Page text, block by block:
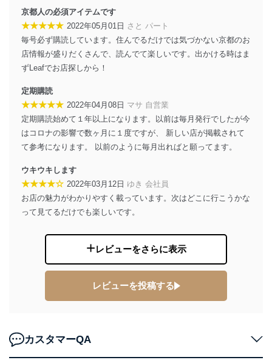
京都人の必須アイテムです
★★★★★ 2022年05月01日 さと パート
毎号必ず購読しています。住んでるだけでは気づかない京都のお
店情報が盛りだくさんで、読んでて楽しいです。出かける時はま
ずLeafでお店探しから！
定期購読
★★★★★ 2022年04月08日 マサ 自営業
定期購読始めて１年以上になります。以前は毎月発行でしたが今
はコロナの影響で数ヶ月に１度ですが、 新しい店が掲載されて
て参考になります。 以前のように毎月出ればと願ってます。
ウキウキします
★★★★☆ 2022年03月12日 ゆき 会社員
お店の魅力がわかりやすく載っています。次はどこに行こうかな
って見てるだけでも楽しいです。
レビューをさらに表示
レビューを投稿する
カスタマーQA